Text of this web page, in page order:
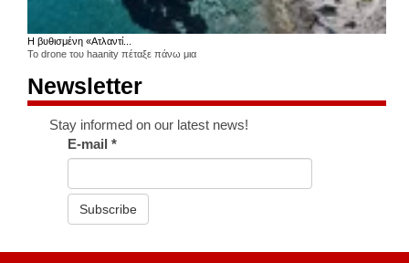
Η βυθισμένη «Ατλαντί...
Το drone του haanity πέταξε πάνω μια
Newsletter
Stay informed on our latest news!
E-mail*
Subscribe